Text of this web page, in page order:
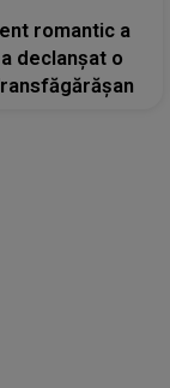
romantic a
declanșat o